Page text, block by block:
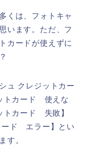
くは、フォトキャ
います。ただ、フ
カードが使えずに
ュ クレジットカー
トカード 使えな
トカード 失敗】
ード エラー】とい
す。